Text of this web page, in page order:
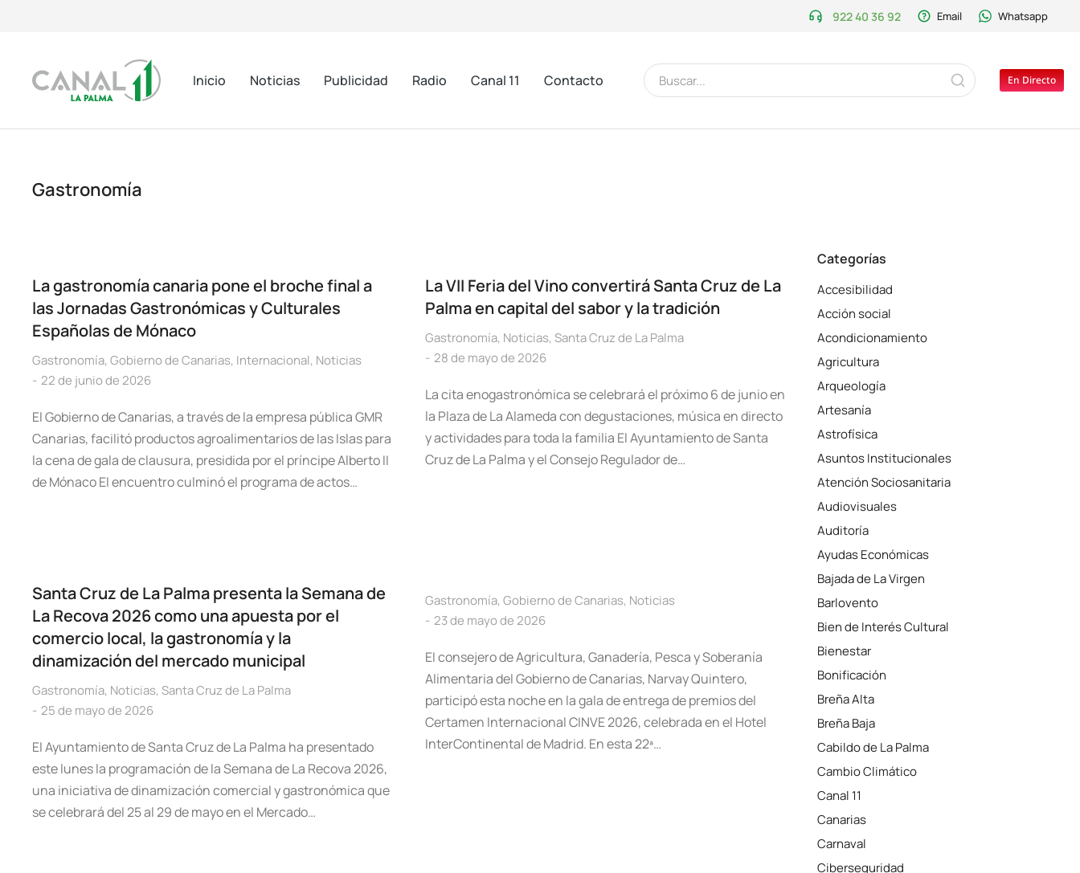
922 40 36 92 Email Whatsapp
Inicio Noticias Publicidad Radio Canal 11 Contacto En Directo
Gastronomía
La gastronomía canaria pone el broche final a
las Jornadas Gastronómicas y Culturales
Españolas de Mónaco
Gastronomía, Gobierno de Canarias, Internacional, Noticias
22 de junio de 2026
El Gobierno de Canarias, a través de la empresa pública GMR
Canarias, facilitó productos agroalimentarios de las Islas para
la cena de gala de clausura, presidida por el príncipe Alberto II
de Mónaco El encuentro culminó el programa de actos…
La VII Feria del Vino convertirá Santa Cruz de La
Palma en capital del sabor y la tradición
Gastronomía, Noticias, Santa Cruz de La Palma
28 de mayo de 2026
La cita enogastronómica se celebrará el próximo 6 de junio en
la Plaza de La Alameda con degustaciones, música en directo
y actividades para toda la familia El Ayuntamiento de Santa
Cruz de La Palma y el Consejo Regulador de…
Santa Cruz de La Palma presenta la Semana de
La Recova 2026 como una apuesta por el
comercio local, la gastronomía y la
dinamización del mercado municipal
Gastronomía, Noticias, Santa Cruz de La Palma
25 de mayo de 2026
El Ayuntamiento de Santa Cruz de La Palma ha presentado
este lunes la programación de la Semana de La Recova 2026,
una iniciativa de dinamización comercial y gastronómica que
se celebrará del 25 al 29 de mayo en el Mercado…
Gastronomía, Gobierno de Canarias, Noticias
23 de mayo de 2026
El consejero de Agricultura, Ganadería, Pesca y Soberanía
Alimentaria del Gobierno de Canarias, Narvay Quintero,
participó esta noche en la gala de entrega de premios del
Certamen Internacional CINVE 2026, celebrada en el Hotel
InterContinental de Madrid. En esta 22ª…
Categorías
Accesibilidad
Acción social
Acondicionamiento
Agricultura
Arqueología
Artesanía
Astrofísica
Asuntos Institucionales
Atención Sociosanitaria
Audiovisuales
Auditoría
Ayudas Económicas
Bajada de La Virgen
Barlovento
Bien de Interés Cultural
Bienestar
Bonificación
Breña Alta
Breña Baja
Cabildo de La Palma
Cambio Climático
Canal 11
Canarias
Carnaval
Ciberseguridad